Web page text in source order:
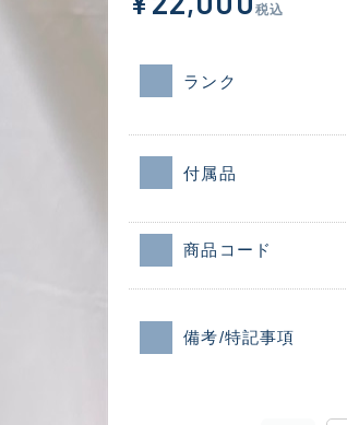
税込
ランク
付属品
商品コード
備考/特記事項